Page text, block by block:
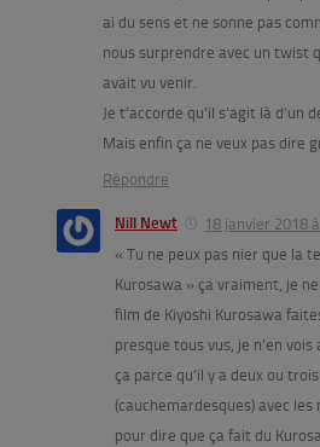
ai du sens et ne sonne pas
nous surprendre avec un twist
avait vu venir.
Je t’accorde qu’il s’agit là
Mais enfin ça ne veux pas dire
Répondre
Nill Newt
18 janvier 2018
« Tu ne peux pas nier que la
Kurosawa » ça vraiment, je
film de Kiyoshi Kurosawa
presque tous vus, je n’en
ça parce qu’il y a deux ou
(cauchemardesques) avec
pour dire que ça fait du